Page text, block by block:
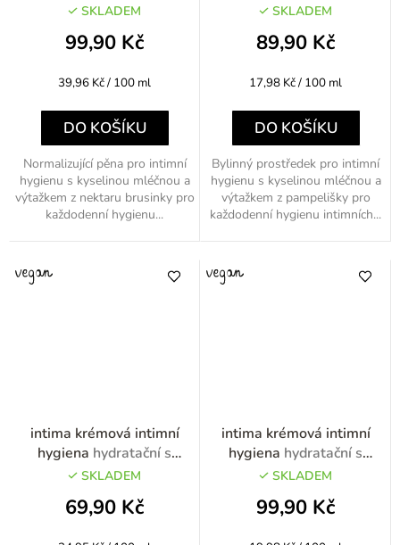
SKLADEM
99,90 Kč
Měrná
39,96 Kč / 100 ml
DO KOŠÍKU
Normalizující pěna pro intimní
hygienu s kyselinou mléčnou a
výtažkem z nektaru brusinky pro
každodenní hygienu...
SKLADEM
89,90 Kč
Měrná
17,98 Kč / 100 ml
DO KOŠÍKU
Bylinný prostředek pro intimní
hygienu s kyselinou mléčnou a
výtažkem z pampelišky pro
každodenní hygienu intimních...
intima krémová intimní
hygiena hydratační s
kyselinou hyaluronovou
SKLADEM
69,90 Kč
intima krémová intimní
hygiena hydratační s
kyselinou hyaluronovou
SKLADEM
99,90 Kč